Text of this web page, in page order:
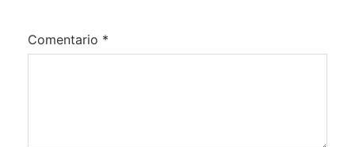
Comentario *